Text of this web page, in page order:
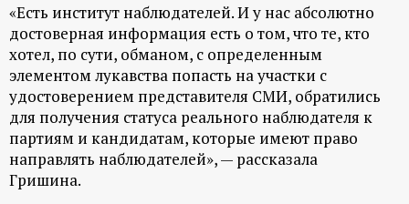
«Есть институт наблюдателей. И у нас абсолютно
достоверная информация есть о том, что те, кто
хотел, по сути, обманом, с определенным
элементом лукавства попасть на участки с
удостоверением представителя СМИ, обратились
для получения статуса реального наблюдателя к
партиям и кандидатам, которые имеют право
направлять наблюдателей», — рассказала
Гришина.